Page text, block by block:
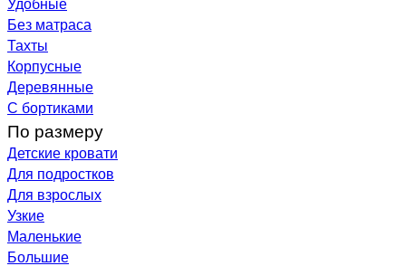
Без матраса
Тахты
Корпусные
Деревянные
С бортиками
По размеру
Детские кровати
Для подростков
Для взрослых
Узкие
Маленькие
Большие